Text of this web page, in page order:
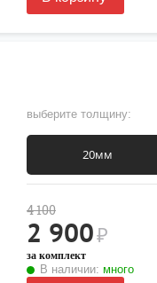
выберите толщину:
20мм
4 100
2 900₽
за комплект
В наличии: много